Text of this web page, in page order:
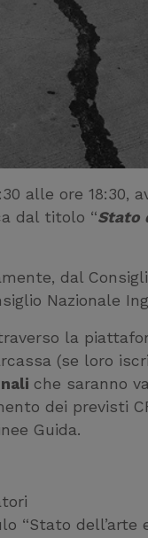
alle ore 18:30,
dal titolo “Stato
dal
Nazionale
la
(se loro
che saranno
dei previsti
Guida.
“Stato